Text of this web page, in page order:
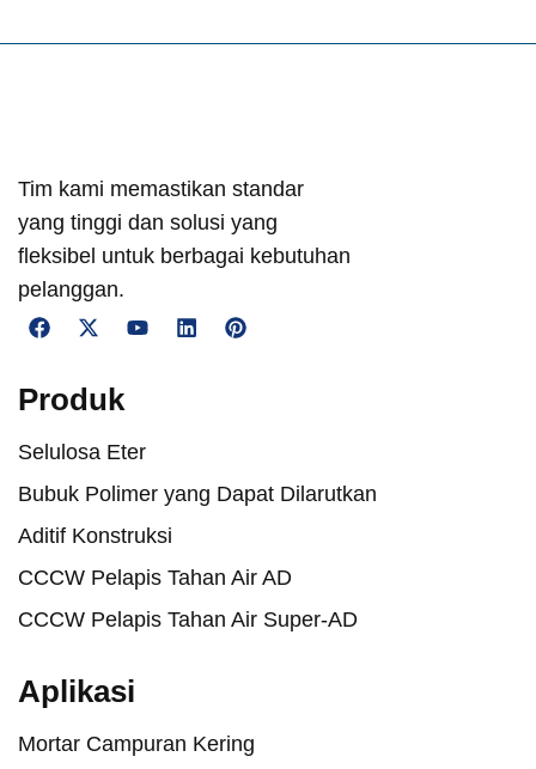
Tim kami memastikan standar
yang tinggi dan solusi yang
fleksibel untuk berbagai kebutuhan
pelanggan.
Produk
Selulosa Eter
Bubuk Polimer yang Dapat Dilarutkan
Aditif Konstruksi
CCCW Pelapis Tahan Air AD
CCCW Pelapis Tahan Air Super-AD
Aplikasi
Mortar Campuran Kering